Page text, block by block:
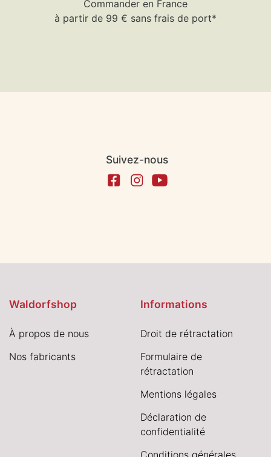
Commander en France
à partir de 99 € sans frais de port*
Suivez-nous
Waldorfshop
À propos de nous
Nos fabricants
Informations
Droit de rétractation
Formulaire de
rétractation
Mentions légales
Déclaration de
confidentialité
Conditions générales